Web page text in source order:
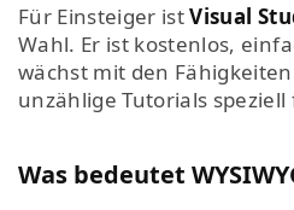
Für Einsteiger istVisual
Wahl. Er ist kostenlos,
wächst mit den
unzählige Tutorials speziell
Was bedeutet